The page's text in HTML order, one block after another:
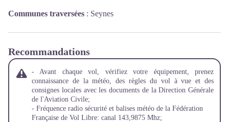
Communes traversées : Seynes
Recommandations
- Avant chaque vol, vérifiez votre équipement, prenez
connaissance de la météo, des règles du vol à vue et des
consignes locales avec les documents de la Direction Générale
de l'Aviation Civile;
- Fréquence radio sécurité et balises météo de la Fédération
Française de Vol Libre: canal 143,9875 Mhz;